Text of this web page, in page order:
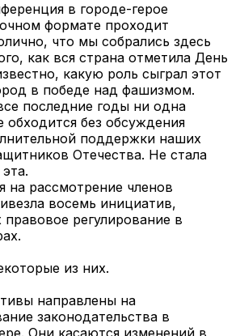
в городе-герое
формате проходит
что мы собрались здесь
как вся страна отметила День
какую роль сыграл этот
в победе над фашизмом.
последние годы ни одна
обходится без обсуждения
поддержки наших
Отечества. Не стала
на рассмотрение членов
восемь инициатив,
регулирование в
из них.
направлены на
законодательства в
Они касаются изменений в